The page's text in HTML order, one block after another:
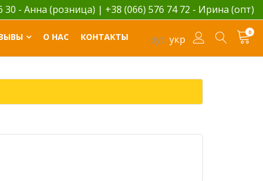
30 - Анна (розница) | +38 (066) 576 74 72 - Ирина (опт)
рус укр
0
О НАС КОНТАКТЫ